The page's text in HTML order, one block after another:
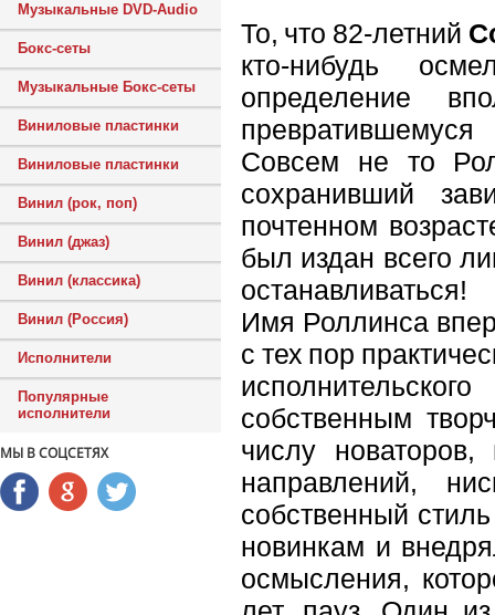
Музыкальные DVD-Audio
Бокс-сеты
Музыкальные Бокс-сеты
Виниловые пластинки
Виниловые пластинки
Винил (рок, поп)
Винил (джаз)
Винил (классика)
Винил (Россия)
Исполнители
Популярные
исполнители
МЫ В СОЦСЕТЯХ
То, что 82-летний
кто-нибудь
определение
Совсем не то
сохранивший
почтенном
был издан всего
останавливаться!
Имя Роллинса
с тех пор
собственным
числу новаторов,
направлений,
собственный
новинкам и
осмысления,